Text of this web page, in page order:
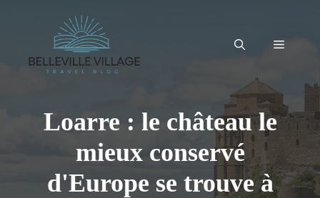
Menu
Loarre : le château le
mieux conservé
d'Europe se trouve à